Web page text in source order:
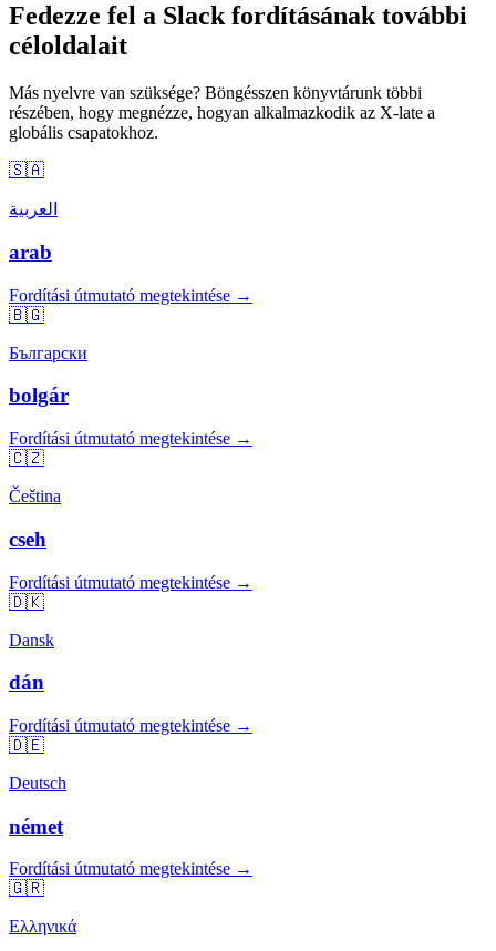
Fedezze fel a Slack fordításának további
céloldalait
Más nyelvre van szüksége? Böngésszen könyvtárunk többi
részében, hogy megnézze, hogyan alkalmazkodik az X-late a
globális csapatokhoz.
🇸🇦
العربية
arab
Fordítási útmutató megtekintése →
🇧🇬
Български
bolgár
Fordítási útmutató megtekintése →
🇨🇿
Čeština
cseh
Fordítási útmutató megtekintése →
🇩🇰
Dansk
dán
Fordítási útmutató megtekintése →
🇩🇪
Deutsch
német
Fordítási útmutató megtekintése →
🇬🇷
Ελληνικά